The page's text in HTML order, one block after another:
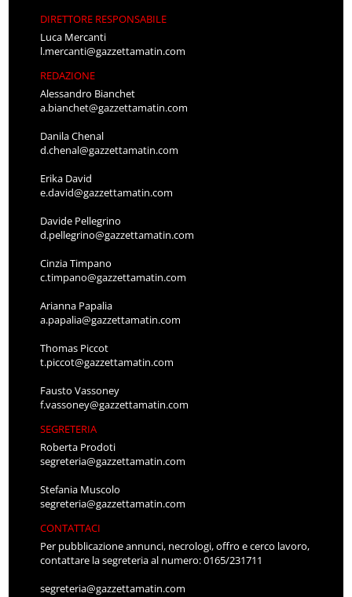
DIRETTORE RESPONSABILE
Luca Mercanti
l.mercanti@gazzettamatin.com
REDAZIONE
Alessandro Bianchet
a.bianchet@gazzettamatin.com
Danila Chenal
d.chenal@gazzettamatin.com
Erika David
e.david@gazzettamatin.com
Davide Pellegrino
d.pellegrino@gazzettamatin.com
Cinzia Timpano
c.timpano@gazzettamatin.com
Arianna Papalia
a.papalia@gazzettamatin.com
Thomas Piccot
t.piccot@gazzettamatin.com
Fausto Vassoney
f.vassoney@gazzettamatin.com
SEGRETERIA
Roberta Prodoti
segreteria@gazzettamatin.com
Stefania Muscolo
segreteria@gazzettamatin.com
CONTATTACI
Per pubblicazione annunci, necrologi, offro e cerco lavoro,
contattare la segreteria al numero: 0165/231711
segreteria@gazzettamatin.com